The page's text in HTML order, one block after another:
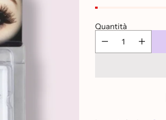
Quantità